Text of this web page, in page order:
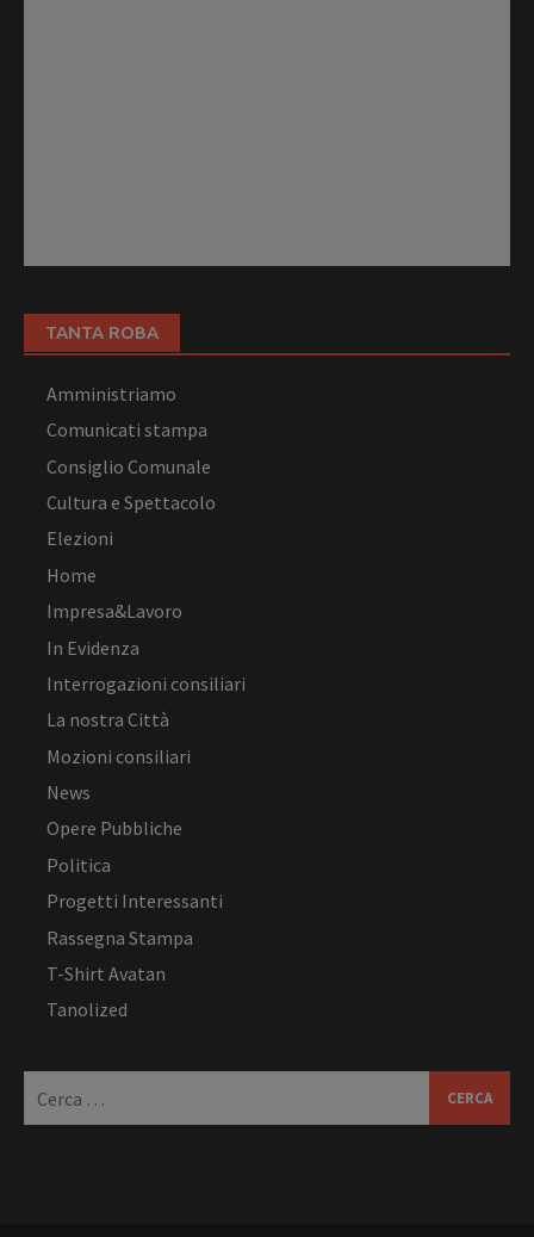
TANTA ROBA
Amministriamo
Comunicati stampa
Consiglio Comunale
Cultura e Spettacolo
Elezioni
Home
Impresa&Lavoro
In Evidenza
Interrogazioni consiliari
La nostra Città
Mozioni consiliari
News
Opere Pubbliche
Politica
Progetti Interessanti
Rassegna Stampa
T-Shirt Avatan
Tanolized
per: